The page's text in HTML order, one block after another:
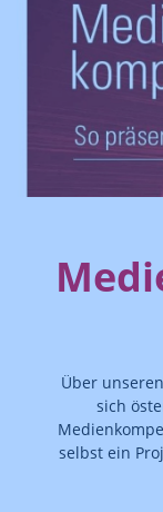
Über
sich
selbst ein